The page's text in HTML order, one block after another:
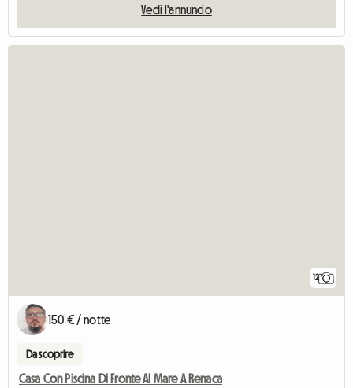
Vedi l'annuncio
12
150 € / notte
Da scoprire
Casa Con Piscina Di Fronte Al Mare A Renaca